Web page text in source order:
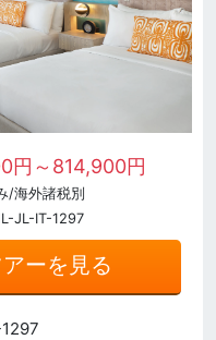
円～814,900円
/海外諸税別
JL-IT-1297
ーを見る